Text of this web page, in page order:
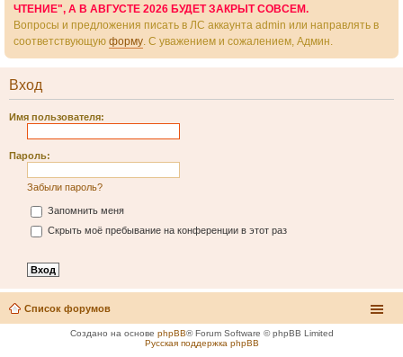
ЧТЕНИЕ", А В АВГУСТЕ 2026 БУДЕТ ЗАКРЫТ СОВСЕМ.
Вопросы и предложения писать в ЛС аккаунта admin или направлять в
соответствующую форму. С уважением и сожалением, Админ.
Вход
Имя пользователя:
Пароль:
Забыли пароль?
Запомнить меня
Скрыть моё пребывание на конференции в этот раз
Список форумов
Создано на основе phpBB® Forum Software © phpBB Limited
Русская поддержка phpBB